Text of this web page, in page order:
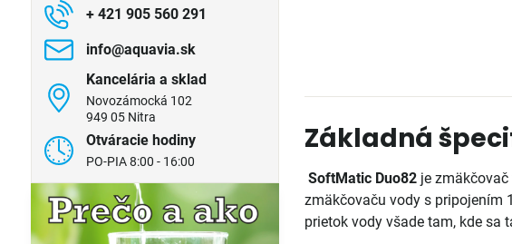
Základná
SoftMatic Duo82 je
zmäkčovaču vody s pripojením
prietok vody všade tam, kde sa
+ 421 905 560 291
info​@aquavia​.sk
Kancelária a sklad
Novozámocká 102
949 05 Nitra
Otváracie hodiny
PO-PIA 8:00 - 16:00